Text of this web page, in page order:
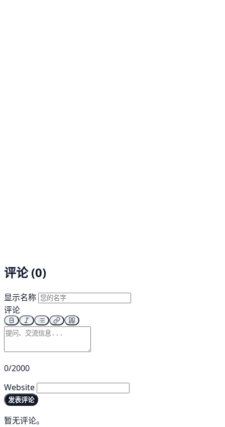
评论 (0)
显示名称
评论
0/2000
Website
发表评论
暂无评论。